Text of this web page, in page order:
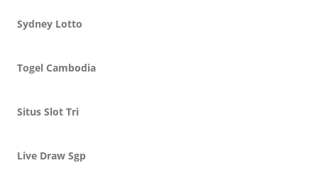
Sydney Lotto
Togel Cambodia
Situs Slot Tri
Live Draw Sgp